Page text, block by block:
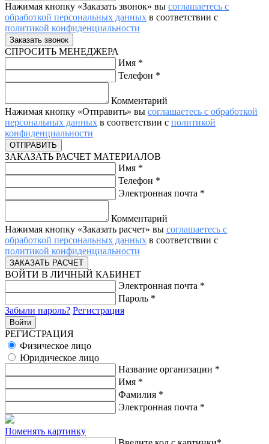
Нажимая кнопку «Заказать звонок» вы соглашаетесь с
обработкой персональных данных в соответствии с
политикой конфиденциальности
СПРОСИТЬ МЕНЕДЖЕРА
Имя *
Телефон *
Комментарий
Нажимая кнопку «Отправить» вы соглашаетесь с обработкой
персональных данных в соответствии с политикой
конфиденциальности
ЗАКАЗАТЬ РАСЧЕТ МАТЕРИАЛОВ
Имя *
Телефон *
Электронная почта *
Комментарий
Нажимая кнопку «Заказать расчет» вы соглашаетесь с
обработкой персональных данных в соответствии с
политикой конфиденциальности
ВОЙТИ В ЛИЧНЫЙ КАБИНЕТ
Электронная почта *
Пароль *
Забыли пароль? Регистрация
РЕГИСТРАЦИЯ
Физическое лицо
Юридическое лицо
Название организации *
Имя *
Фамилия *
Электронная почта *
Поменять картинку